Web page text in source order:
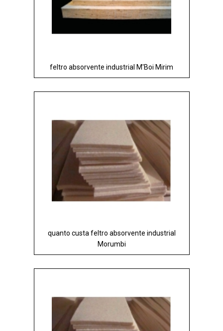
feltro absorvente industrial M'Boi Mirim
quanto custa feltro absorvente industrial
Morumbi